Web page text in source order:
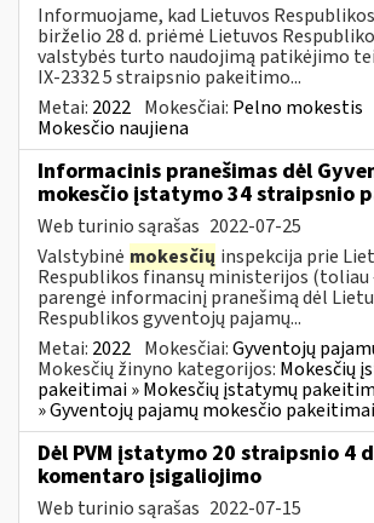
Informuojame, kad Lietuvos
birželio 28 d. priėmė Lietuvos
valstybės turto naudojimą patikėjimo
IX-2332 5 straipsnio pakeitimo...
Metai: 2022 Mokesčiai: Pelno mokestis
Mokesčio naujiena
Informacinis pranešimas dėl
mokesčio įstatymo 34 straipsnio
Web turinio sąrašas 2022-07-25
Valstybinė mokesčių inspekcija prie
Respublikos finansų ministerijos (toliau
parengė informacinį pranešimą dėl
Respublikos gyventojų pajamų...
Metai: 2022 Mokesčiai:Gyventojų
Mokesčių žinyno kategorijos: Mokesčių
pakeitimai » Mokesčių įstatymų
» Gyventojų pajamų mokesčio
Dėl PVM įstatymo 20 straipsnio 4
komentaro įsigaliojimo
Web turinio sąrašas 2022-07-15